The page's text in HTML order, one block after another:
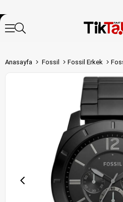
Anasayfa Fossil Fossil Erkek